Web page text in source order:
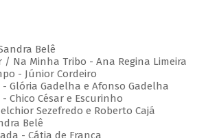
Belê
/ Na Minha Tribo - Ana Regina Limeira
- Júnior Cordeiro
Glória Gadelha e Afonso Gadelha
Chico César e Escurinho
Sezefredo e Roberto Cajá
Belê